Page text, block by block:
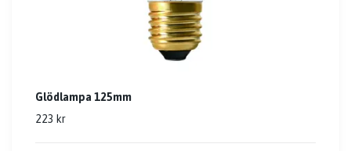
Glödlampa 125mm
223 kr